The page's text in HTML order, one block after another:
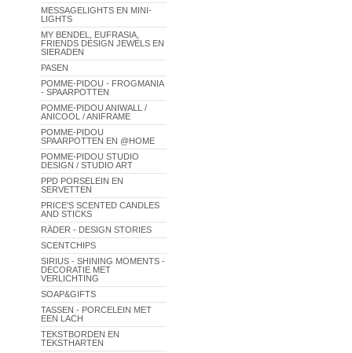
MESSAGELIGHTS EN MINI-
LIGHTS
MY BENDEL, EUFRASIA,
FRIENDS DESIGN JEWELS EN
SIERADEN
PASEN
POMME-PIDOU - FROGMANIA
- SPAARPOTTEN
POMME-PIDOU ANIWALL /
ANICOOL / ANIFRAME
POMME-PIDOU
SPAARPOTTEN EN @HOME
POMME-PIDOU STUDIO
DESIGN / STUDIO ART
PPD PORSELEIN EN
SERVETTEN
PRICE'S SCENTED CANDLES
AND STICKS
RÄDER - DESIGN STORIES
SCENTCHIPS
SIRIUS - SHINING MOMENTS -
DECORATIE MET
VERLICHTING
SOAP&GIFTS
TASSEN - PORCELEIN MET
EEN LACH
TEKSTBORDEN EN
TEKSTHARTEN